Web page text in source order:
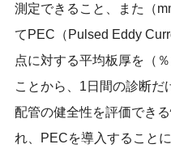
測定できること、また（
てPEC（Pulsed Eddy
点に対する平均板厚を（
ことから、1日間の診断だ
配管の健全性を評価でき
れ、PECを導入することに